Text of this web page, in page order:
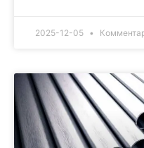
2025-12-05